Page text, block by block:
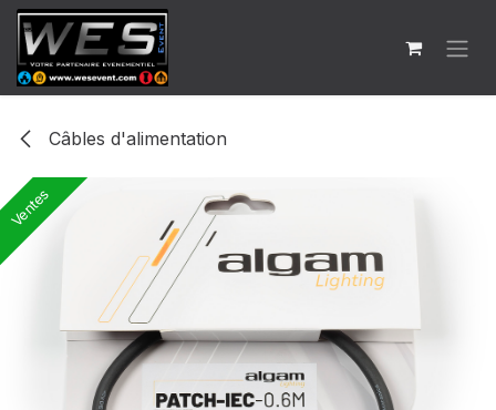
Se rendre au contenu
Câbles d'alimentation
Ventes